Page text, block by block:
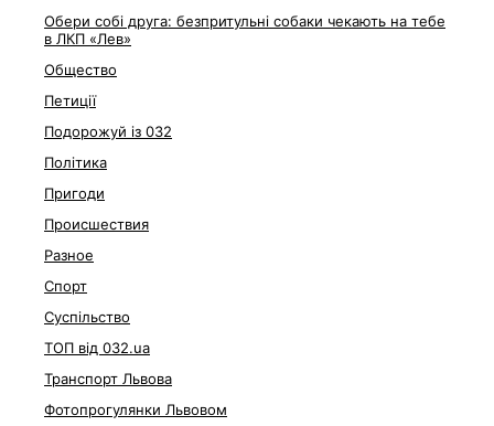
Обери собі друга: безпритульні собаки чекають на тебе
в ЛКП «Лев»
Общество
Петиції
Подорожуй із 032
Політика
Пригоди
Происшествия
Разное
Спорт
Суспільство
ТОП від 032.ua
Транспорт Львова
Фотопрогулянки Львовом